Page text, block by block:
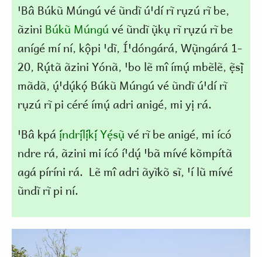
ꞌBâ Búkũ Múngú vé ũndĩ úꞌdí rĩ rụzú rĩ be,
ãzini Búkũ Múngúvé ũndĩ ụ̃kụ rĩ rụzú rĩ be
anígé mí ní, kộpi ꞌdĩ, Íꞌdóngárá, Wụ̃ngárá 1-
20, Rụ́tã ãzini Yónã, ꞌbo lẽ mî ímụ́ mbẽlẽ, ẹ̃sị̃
mãdã, ụ́ꞌdụ́kọ́ Búkũ Múngú vé ũndĩ úꞌdí rĩ
rụzú rĩ pi céré ímụ́ adri anigé, mi yị rá.
ꞌBâ kpá ị́ndrị́lị́kị́ Yẹ́sụ̃vé rĩ be anigé, mi ícó
ndre rá, ãzini mi ícó íꞌdụ́ ꞌbã mívé kõmpítã
agá píríni rá. Lẽ mî adri ãyĩkõ sĩ, ꞌí lũ mívé
ũndĩ rĩ pi ní.